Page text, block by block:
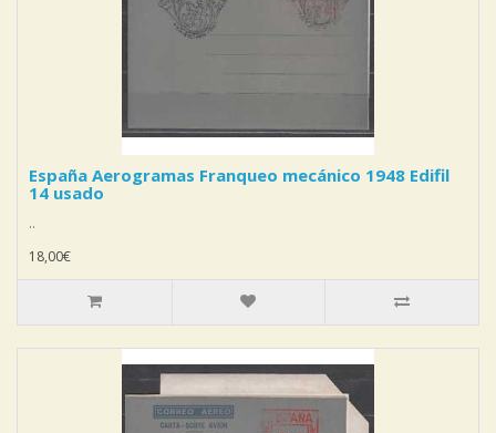
España Aerogramas Franqueo mecánico 1948 Edifil
14 usado
..
18,00€